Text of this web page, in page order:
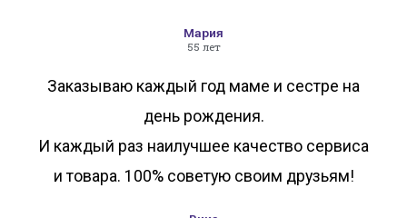
Мария
55 лет
Заказываю каждый год маме и сестре на
день рождения.
И каждый раз наилучшее качество сервиса
и товара. 100% советую своим друзьям!